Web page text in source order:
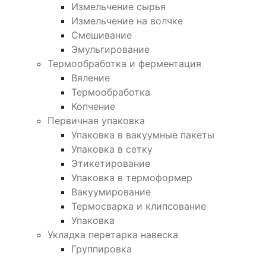
Измельчение сырья
Измельчение на волчке
Смешивание
Эмульгирование
Термообработка и ферментация
Вяление
Термообработка
Копчение
Первичная упаковка
Упаковка в вакуумные пакеты
Упаковка в сетку
Этикетирование
Упаковка в термоформер
Вакуумирование
Термосварка и клипсование
Упаковка
Укладка перетарка навеска
Группировка